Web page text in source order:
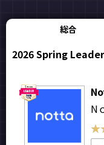
総合
2026 Spring
N